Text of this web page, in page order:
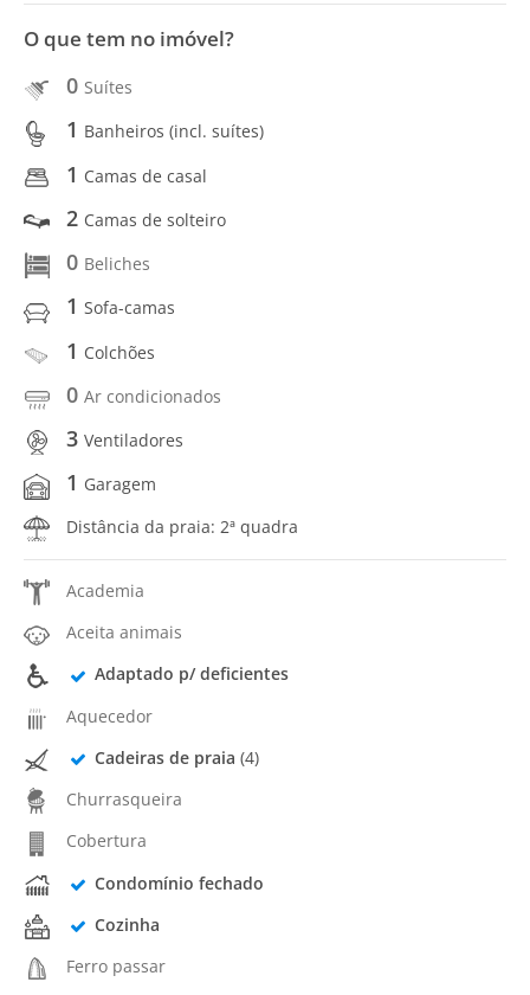
O que tem no imóvel?
0 Suítes
1 Banheiros (incl. suítes)
1 Camas de casal
2 Camas de solteiro
0 Beliches
1 Sofa-camas
1 Colchões
0 Ar condicionados
3 Ventiladores
1 Garagem
Distância da praia: 2ª quadra
Academia
Aceita animais
Adaptado p/ deficientes
Aquecedor
Cadeiras de praia (4)
Churrasqueira
Cobertura
Condomínio fechado
Cozinha
Ferro passar